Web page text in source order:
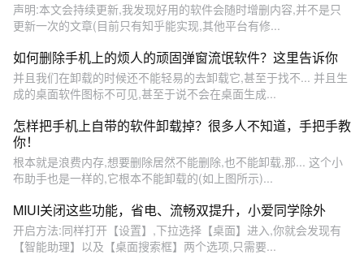
声明:本文会持续更新,我发现好用的软件会随时增删内容,并不是只
更新一次的文章(目前只有知乎能实现,其他平台有修...
如何删除手机上的烦人的顽固弹窗流氓软件？这里告诉你
并且我们在卸载的时候还不能轻易的去卸载它,甚至于找不... 并且生
成的桌面软件图标不可见,甚至于说不会在桌面生成...
怎样把手机上自带的软件卸载掉？很多人不知道，手把手教
你！
根本就是浪费内存,想要删除居然不能删除,也不能卸载,那... 这个小
布助手也是一样的,它根本不能卸载的(如上图所示)...
MIUI关闭这些功能，省电、流畅双提升，小爱同学除外
开启方法:同样打开【设置】,下拉选择【桌面】进入,你就会发现有
【智能助理】以及【桌面搜索框】两个选项,只需要...